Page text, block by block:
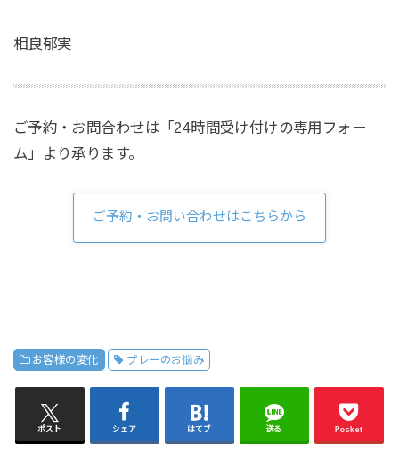
相良郁実
ご予約・お問合わせは「24時間受け付けの専用フォー
ム」より承ります。
ご予約・お問い合わせはこちらから
お客様の変化 プレーのお悩み
ポスト シェア はてブ 送る Pocket